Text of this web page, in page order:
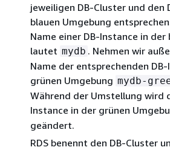
jeweiligen DB-Cluster und den
blauen Umgebung
Name einer DB-Instance in der
lautet mydb . Nehmen wir
Name der entsprechenden
grünen Umgebung mydb-
Während der Umstellung wird
Instance in der grünen
geändert.
RDS benennt den DB-Cluster